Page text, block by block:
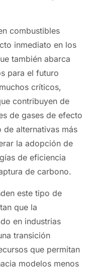
combustibles
inmediato en los
también abarca
para el futuro
críticos,
contribuyen de
de gases de efecto
de alternativas más
la adopción de
de eficiencia
de carbono.
este tipo de
que la
en industrias
transición
que permitan
modelos menos